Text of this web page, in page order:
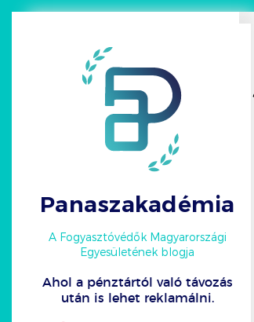
Panaszakadémia
A Fogyasztóvédők Magyarországi
Egyesületének blogja
Ahol a pénztártól való távozás
után is lehet reklamálni.